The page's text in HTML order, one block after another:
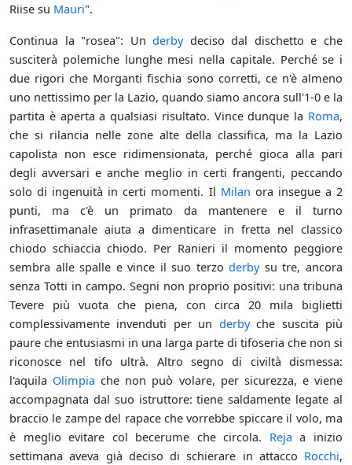
Riise su Mauri".
Continua la "rosea": Underbydeciso dal dischetto e che
susciterà polemiche lunghe mesi nella capitale. Perché se i
due rigori che Morganti fischia sono corretti, ce n'è almeno
uno nettissimo per la Lazio, quando siamo ancora sull'1-0 e la
partita è aperta a qualsiasi risultato. Vince dunque la Roma,
che si rilancia nelle zone alte della classifica, ma la Lazio
capolista non esce ridimensionata, perché gioca alla pari
degli avversari e anche meglio in certi frangenti, peccando
solo di ingenuità in certi momenti. Il Milan ora insegue a 2
punti, ma c'è un primato da mantenere e il turno
infrasettimanale aiuta a dimenticare in fretta nel classico
chiodo schiaccia chiodo. Per Ranieri il momento peggiore
sembra alle spalle e vince il suo terzoderbysu tre, ancora
senza Totti in campo. Segni non proprio positivi: una tribuna
Tevere più vuota che piena, con circa 20 mila biglietti
complessivamente invenduti per un derbyche suscita più
paure che entusiasmi in una larga parte di tifoseria che non si
riconosce nel tifo ultrà. Altro segno di civiltà dismessa:
l'aquila Olimpia che non può volare, per sicurezza, e viene
accompagnata dal suo istruttore: tiene saldamente legate al
braccio le zampe del rapace che vorrebbe spiccare il volo, ma
è meglio evitare col becerume che circola. Reja a inizio
settimana aveva già deciso di schierare in attacco Rocchi,